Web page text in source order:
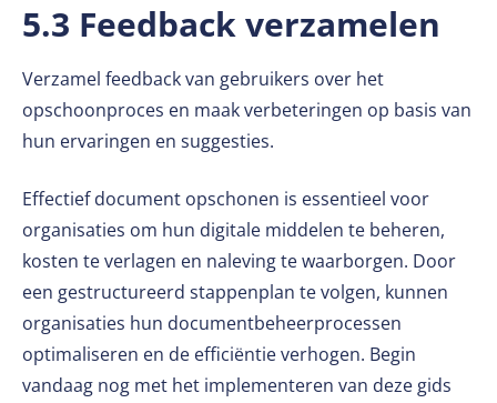
5.3 Feedback verzamelen
Verzamel feedback van gebruikers over het
opschoonproces en maak verbeteringen op basis van
hun ervaringen en suggesties.
Effectief document opschonen is essentieel voor
organisaties om hun digitale middelen te beheren,
kosten te verlagen en naleving te waarborgen. Door
een gestructureerd stappenplan te volgen, kunnen
organisaties hun documentbeheerprocessen
optimaliseren en de efficiëntie verhogen. Begin
vandaag nog met het implementeren van deze gids